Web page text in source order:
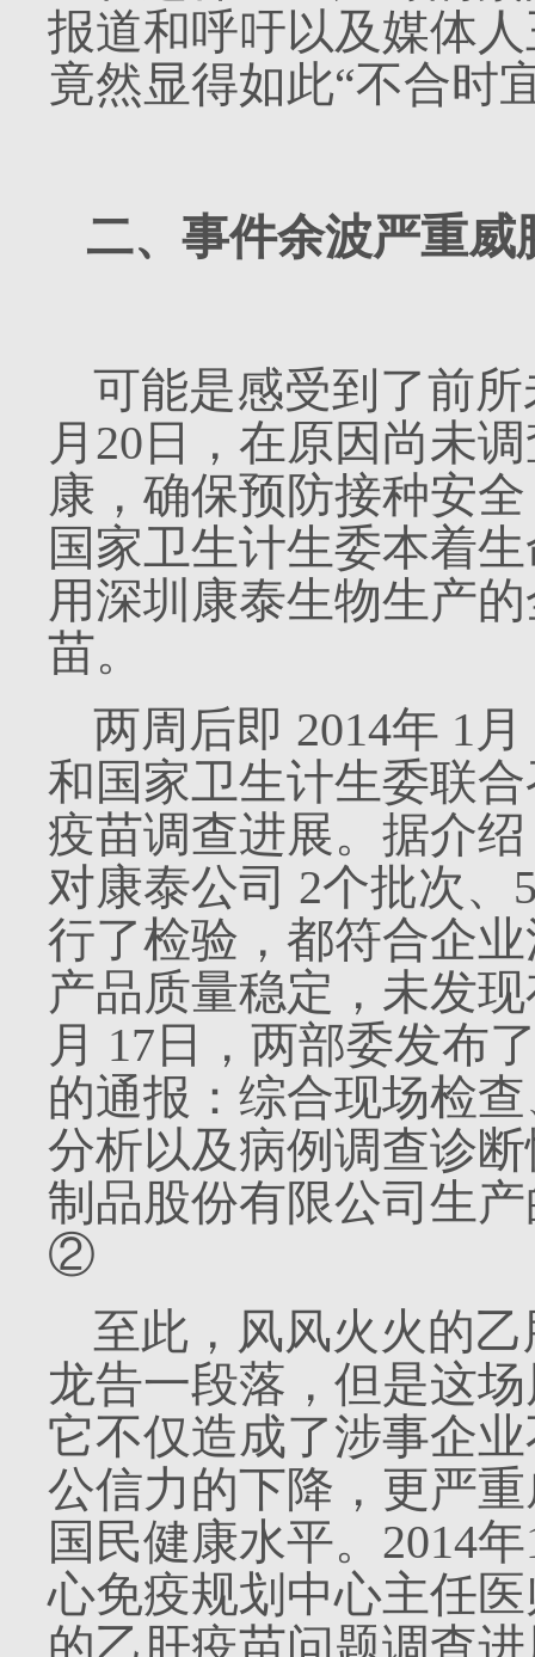
报道和呼吁以及媒体
竟然显得如此“不合时
二、事件余波严重威
可能是感受到了前
月 20 日，在原因尚未
康，确保预防接种安
国家卫生计生委本着
用深圳康泰生物生产
苗。
两周后即 2014年 1 月
和国家卫生计生委联
疫苗调查进展。据介
对康泰公司 2个批次、
行了检验，都符合企
产品质量稳定，未发
月 17 日，两部委发布
的通报：综合现场检
分析以及病例调查诊
制品股份有限公司生
②
至此，风风火火的
龙告一段落，但是这
它不仅造成了涉事企
公信力的下降，更严
国民健康水平。 2014年
心免疫规划中心主任